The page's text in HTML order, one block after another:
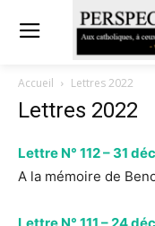
Accueil Lettres 2022
Lettres 2022
Lettre N° 112 – 31
A la mémoire de
Lettre N° 111 – 24